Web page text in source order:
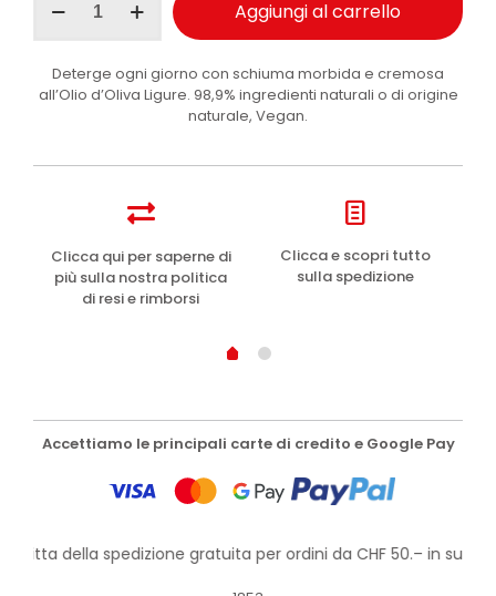
Provenzali
corpo
Ulivo
quantità
Aggiungi al carrello
Deterge ogni giorno con schiuma morbida e cremosa
all’Olio d’Oliva Ligure. 98,9% ingredienti naturali o di origine
naturale, Vegan.
Clicca qui per saperne di
più sulla nostra politica
di resi e rimborsi
Clicca e scopri tutto
sulla spedizione
Accettiamo le principali carte di credito e Google Pay
della spedizione gratuita per ordini da CHF 50.– in su!